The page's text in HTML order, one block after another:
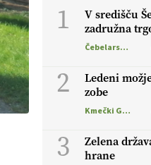
1
V središču
zadružna
Čebelarstvo
2
Ledeni
zobe
Kmečki Glas
3
Zelena
hrane